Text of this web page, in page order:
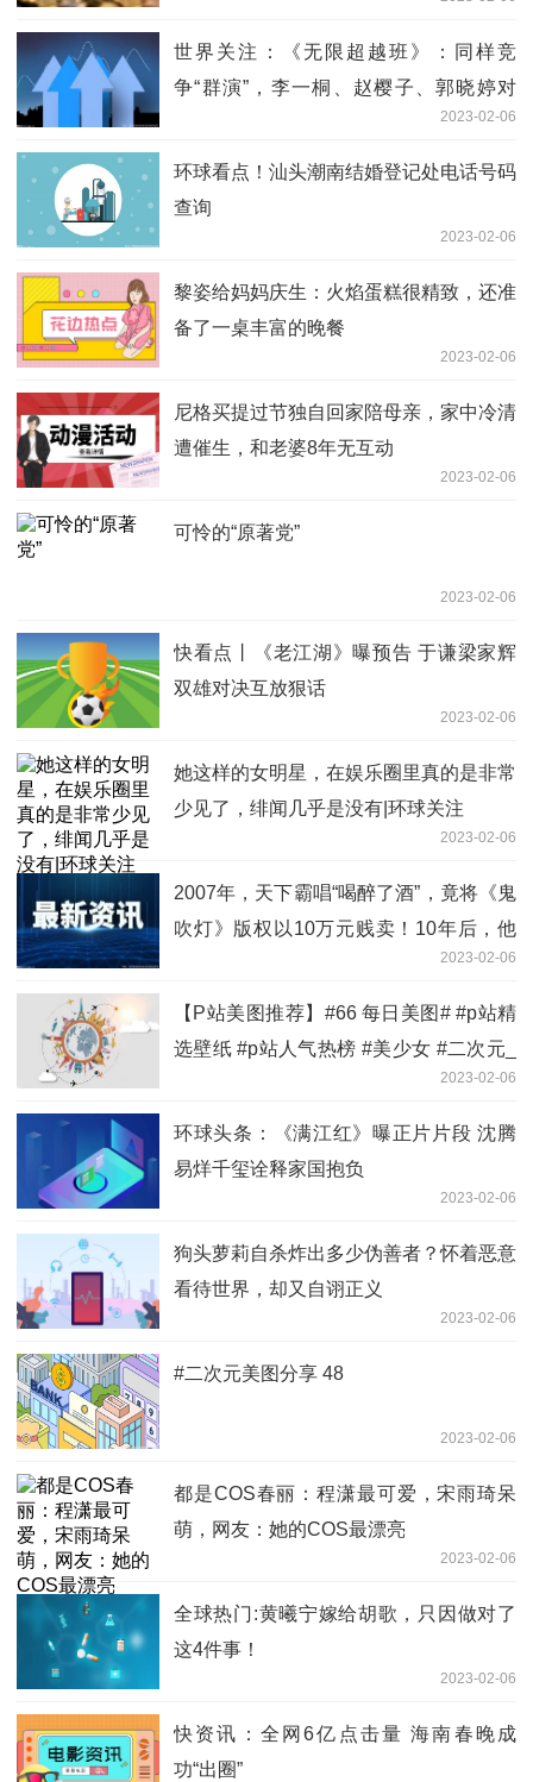
世界关注：《无限超越班》：同样竞
争“群演”，李一桐、赵樱子、郭晓婷对
2023-02-06
环球看点！汕头潮南结婚登记处电话号码
查询
2023-02-06
黎姿给妈妈庆生：火焰蛋糕很精致，还准
备了一桌丰富的晚餐
2023-02-06
尼格买提过节独自回家陪母亲，家中冷清
遭催生，和老婆8年无互动
2023-02-06
可怜的“原著党”
2023-02-06
快看点丨《老江湖》曝预告 于谦梁家辉
双雄对决互放狠话
2023-02-06
她这样的女明星，在娱乐圈里真的是非常
少见了，绯闻几乎是没有|环球关注
2023-02-06
2007年，天下霸唱“喝醉了酒”，竟将《鬼
吹灯》版权以10万元贱卖！10年后，他
2023-02-06
【P站美图推荐】#66 每日美图# #p站精
选壁纸 #p站人气热榜 #美少女 #二次元_
2023-02-06
环球头条：《满江红》曝正片片段 沈腾
易烊千玺诠释家国抱负
2023-02-06
狗头萝莉自杀炸出多少伪善者？怀着恶意
看待世界，却又自诩正义
2023-02-06
#二次元美图分享 48
2023-02-06
都是COS春丽：程潇最可爱，宋雨琦呆
萌，网友：她的COS最漂亮
2023-02-06
全球热门:黄曦宁嫁给胡歌，只因做对了
这4件事！
2023-02-06
快资讯：全网6亿点击量 海南春晚成
功“出圈”